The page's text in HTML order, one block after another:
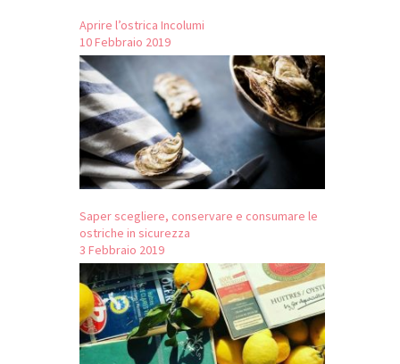
Aprire l’ostrica Incolumi
10 Febbraio 2019
Saper scegliere, conservare e consumare le
ostriche in sicurezza
3 Febbraio 2019